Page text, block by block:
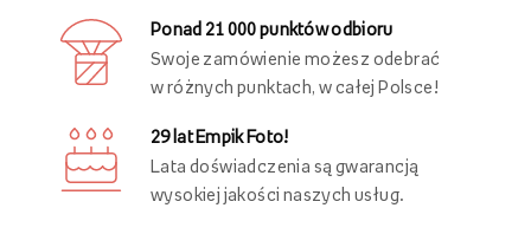
Ponad 21 000 punktów odbioru
Swoje zamówienie możesz odebrać
w różnych punktach, w całej Polsce!
29 lat Empik Foto!
Lata doświadczenia są gwarancją
wysokiej jakości naszych usług.